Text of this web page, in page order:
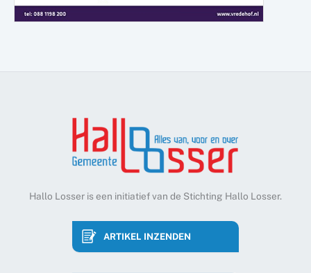
Hallo Losser is een initiatief van de Stichting Hallo Losser.
ARTIKEL INZENDEN